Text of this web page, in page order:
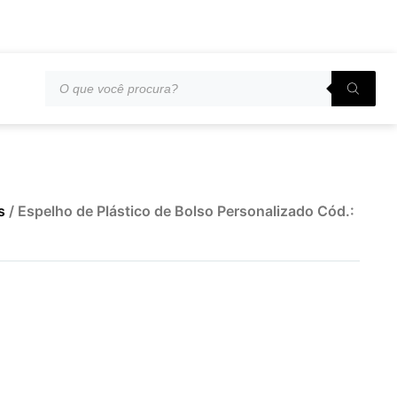
/ Espelho de Plástico de Bolso Personalizado Cód.: